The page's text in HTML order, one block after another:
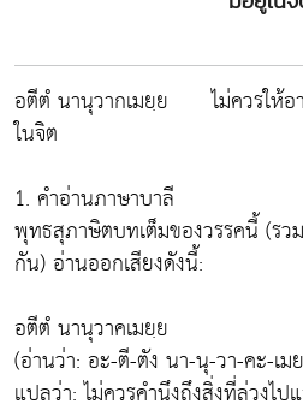
อตีตํ นานุวากเมยฺย ไม่ควรให้อ
ในจิต
1. คำอ่านภาษาบาลี
พุทธสุภาษิตบทเต็มของวรรคนี้ (รว
กัน) อ่านออกเสียงดังนี้:
อตีตํ นานุวาคเมยฺย
(อ่านว่า: อะ-ตี-ตัง นา-นุ-วา-คะ-เม
แปลว่า: ไม่ควรคำนึงถึงสิ่งที่ล่วงไป